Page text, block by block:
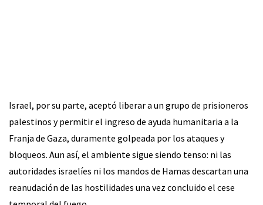
Israel, por su parte, aceptó liberar a un grupo de prisioneros
palestinos y permitir el ingreso de ayuda humanitaria a la
Franja de Gaza, duramente golpeada por los ataques y
bloqueos. Aun así, el ambiente sigue siendo tenso: ni las
autoridades israelíes ni los mandos de Hamas descartan una
reanudación de las hostilidades una vez concluido el cese